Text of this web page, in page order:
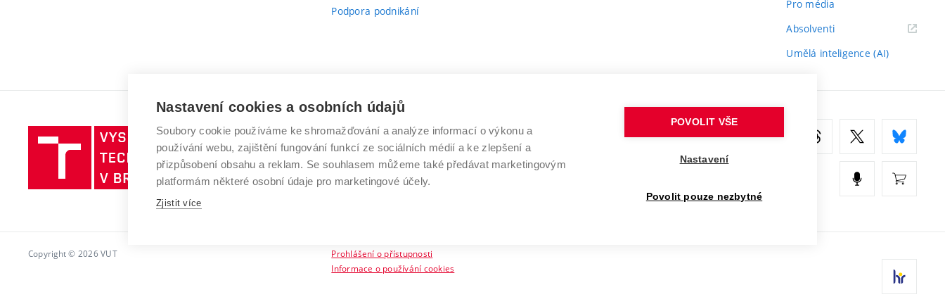
Podpora podnikání
Pro média
Absolventi(externí
Umělá inteligence (AI)
Vysoké
učení
technické
v
VYSOKÉ UČENÍ TECHNICKÉ V BRNĚ
Antonínská 548/1
602 00 Brno
www.vut.cz
Copyright © 2026 VUT
Prohlášení o přístupnosti
Informace o používání cookies
Nastavení cookies a osobních údajů
Soubory cookie používáme ke shromažďování a analýze informací o výkonu a
používání webu, zajištění fungování funkcí ze sociálních médií a ke zlepšení a
přizpůsobení obsahu a reklam. Se souhlasem můžeme také předávat marketingovým
platformám některé osobní údaje pro marketingové účely.
Zjistit více
POVOLIT VŠE
Nastavení
Povolit pouze nezbytné